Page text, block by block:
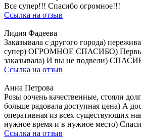
Все супер!!! Спасибо огромное!!!
Ссылка на отзыв
Лидия Фадеева
Заказывала с другого города)
супер) ОГРОМНОЕ СПАСИБО) Первый
заказывала) И вы не подвели)
Ссылка на отзыв
Анна Петрова
Розы оочень качественные, стояли
больше радовала доступная цена) А
оперативная из всех существующих
нужное время и в нужное место)
Ссылка на отзыв